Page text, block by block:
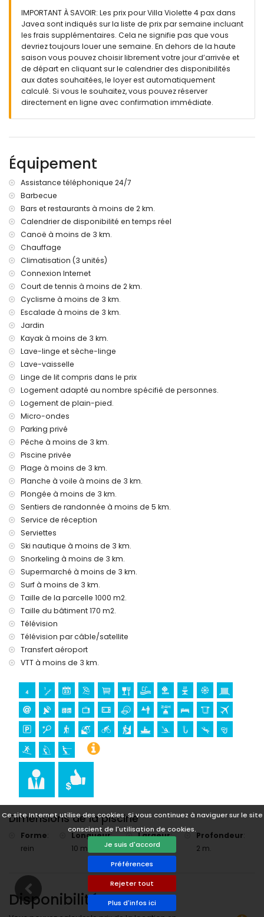
Ce site Internet utilise des cookies. Si vous continuez à naviguer sur le site
conscient de l'utilisation de cookies.
Je suis d'accord
Préférences
Rejeter tout
Plus d'infos ici
terrain clos
piscine privée chauffée en forme de rein mesurant 10m x
5m et 2m de profondeur
beau jardin avec pelouse, gravier, arbres et mobilier de
jardin avec chaises longues
2 terrasses, dont une couverte
barbecue
coin salon extérieur et salle à manger extérieure
emplacement de parking couvert privé et 2 places de
parking privées
berges ou rivages les plus proches : Mer Méditerranée,
Javea (à moins de 3 kilomètres de la villa)
plage la plus proche : crique de Barraca, Javea (à moins
de 3 kilomètres de la villa)
port le plus proche : Duanes del Mar, Javea (à moins de 5
kilomètres de la villa)
parc le plus proche : La Guardia, Javea (à moins de 3
kilomètres de la villa)
aéroport le plus proche : Alicante (à moins de 100
kilomètres de la villa)
deuxième aéroport le plus proche : Valence (à plus de 100
kilomètres)
les animaux de compagnie ne sont pas admis
L'hébergement est très adapté pour les familles avec
enfants
Équipements et services inclus dans le prix de la location de
la villa
internet (WiFi)
fer et planche à repasser
linge de lit et serviettes
service de réception et service d'urgence 24h/24
chauffage central et climatisation
Équipements et services en supplément
chauffage de la piscine
lit pour enfant / lit bébé (sur demande)
Activités de loisirs et divertissement pour vos vacances à
Javea, Costa Blanca
théâtre, discothèque, bar, promenade (El Arenal et Javea)
(à moins de 5 kilomètres de la maison)
Sites touristiques et culture à Javea, Costa Blanca
musée (Ville Historique, Javea), église (Vierge del Loreto,
Javea), ruines (Ville Historique, Javea), monument (Ville
Historique, Javea), bâtiment architectural (Ville Historique,
Javea), site historique (Ville Historique et Javea) (à moins
de 5 kilomètres de l'hébergement)
château (Portal de la Vila et Denia) (à moins de 25
kilomètres de l'hébergement)
Sports
tennis, randonnée, VTT, cyclisme, escalade, canoë, kayak,
nautique (à moins de 5 kilomètres de la villa)
golf (Javea Golf Club, Javea) et équitation (à moins de 10
kilomètres de la villa)
IMPORTANT À SAVOIR: Les prix pour Villa Violette 4 pax dans
Javea sont indiqués sur la liste de prix par semaine incluant
les frais supplémentaires. Cela ne signifie pas que vous
devriez toujours louer une semaine. En dehors de la haute
saison vous pouvez choisir librement votre jour d’arrivée et
de départ en cliquant sur le calendrier des disponibilités
aux dates souhaitées, le loyer est automatiquement
calculé. Si vous le souhaitez, vous pouvez réserver
directement en ligne avec confirmation immédiate.
Équipement
Assistance téléphonique 24/7
Barbecue
Bars et restaurants à moins de 2 km.
Calendrier de disponibilité en temps réel
Canoë à moins de 3 km.
Chauffage
Climatisation (3 unités)
Connexion Internet
Court de tennis à moins de 2 km.
Cyclisme à moins de 3 km.
Escalade à moins de 3 km.
Jardin
Kayak à moins de 3 km.
Lave-linge et sèche-linge
Lave-vaisselle
Linge de lit compris dans le prix
Logement adapté au nombre spécifié de personnes.
Logement de plain-pied.
Micro-ondes
Parking privé
Pêche à moins de 3 km.
Piscine privée
Plage à moins de 3 km.
Planche à voile à moins de 3 km.
Plongée à moins de 3 km.
Sentiers de randonnée à moins de 5 km.
Service de réception
Serviettes
Ski nautique à moins de 3 km.
Snorkeling à moins de 3 km.
Supermarché à moins de 3 km.
Surf à moins de 3 km.
Taille de la parcelle 1000 m2.
Taille du bâtiment 170 m2.
Télévision
Télévision par câble/satellite
Transfert aéroport
VTT à moins de 3 km.
Dimensions de la piscine
Forme:
rein
Longueur:
10 m.
Largeur:
5 m.
Profondeur:
2 m.
Disponibilité